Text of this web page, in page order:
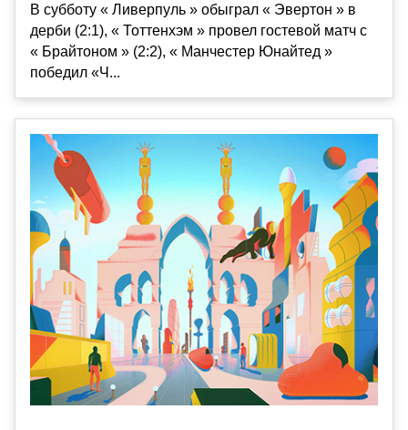
В субботу « Ливерпуль » обыграл « Эвертон » в
дерби (2:1), « Тоттенхэм » провел гостевой матч с
« Брайтоном » (2:2), « Манчестер Юнайтед »
победил «Ч...